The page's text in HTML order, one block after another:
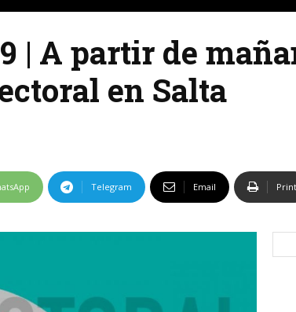
| A partir de
en Salta
Telegram Email Print